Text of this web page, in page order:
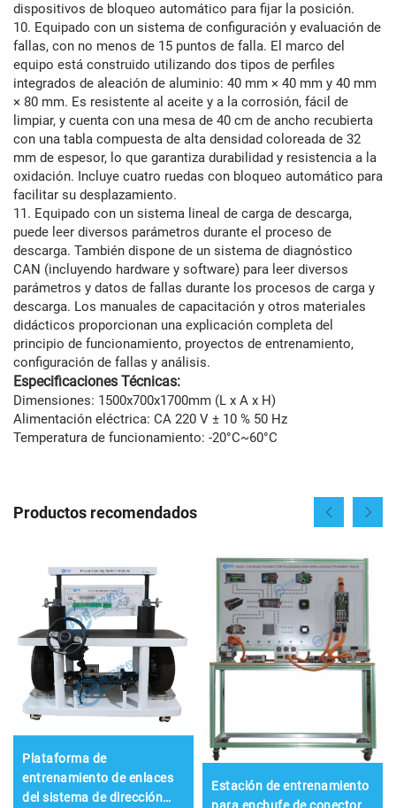
dispositivos de bloqueo automático para fijar la posición.
10. Equipado con un sistema de configuración y evaluación de
fallas, con no menos de 15 puntos de falla. El marco del
equipo está construido utilizando dos tipos de perfiles
integrados de aleación de aluminio: 40 mm × 40 mm y 40 mm
× 80 mm. Es resistente al aceite y a la corrosión, fácil de
limpiar, y cuenta con una mesa de 40 cm de ancho recubierta
con una tabla compuesta de alta densidad coloreada de 32
mm de espesor, lo que garantiza durabilidad y resistencia a la
oxidación. Incluye cuatro ruedas con bloqueo automático para
facilitar su desplazamiento.
11. Equipado con un sistema lineal de carga de descarga,
puede leer diversos parámetros durante el proceso de
descarga. También dispone de un sistema de diagnóstico
CAN (incluyendo hardware y software) para leer diversos
parámetros y datos de fallas durante los procesos de carga y
descarga. Los manuales de capacitación y otros materiales
didácticos proporcionan una explicación completa del
principio de funcionamiento, proyectos de entrenamiento,
configuración de fallas y análisis.
Especificaciones Técnicas:
Dimensiones: 1500x700x1700mm (L x A x H)
Alimentación eléctrica: CA 220 V ± 10 % 50 Hz
Temperatura de funcionamiento: -20°C~60°C
Productos recomendados
Plataforma de
entrenamiento de enlaces
del sistema de dirección
Estación de entrenamiento